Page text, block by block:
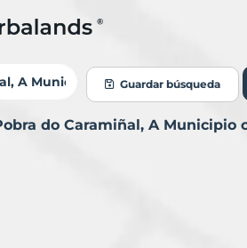
Guardar búsqueda
do Caramiñal, A Municipio